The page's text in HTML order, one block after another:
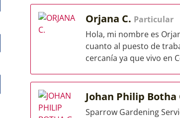
Orjana C. Particular
Hola, mi nombre es
cuanto al puesto de
cercanía ya que vivo en
Johan Philip Botha
Sparrow Gardening